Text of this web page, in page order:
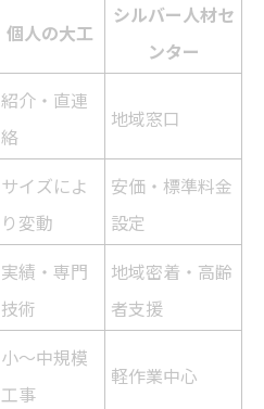
個人の大工
シルバー人材セ
ンター
紹介・直連
絡
地域窓口
サイズによ
り変動
安価・標準料金
設定
実績・専門
技術
地域密着・高齢
者支援
小～中規模
工事
軽作業中心